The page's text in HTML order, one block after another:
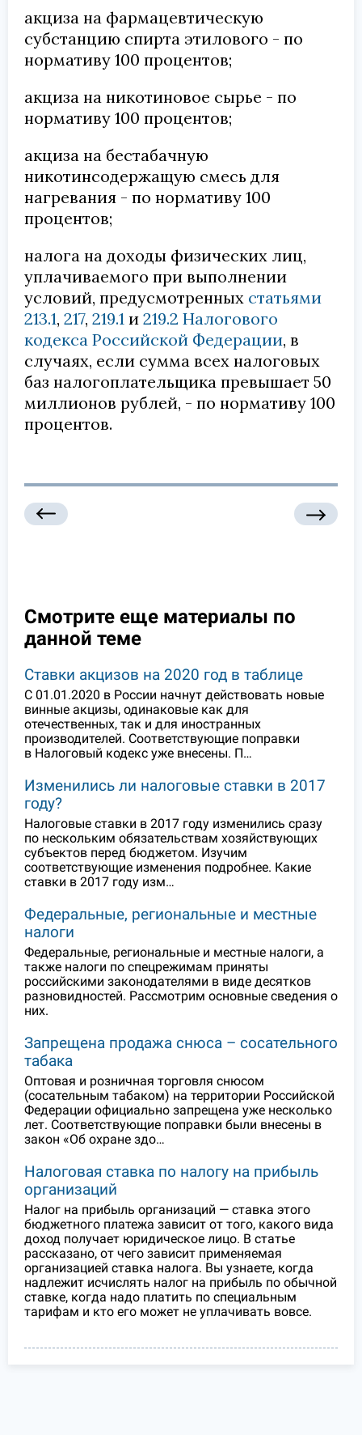
акциза на фармацевтическую
субстанцию спирта этилового - по
нормативу 100 процентов;
акциза на никотиновое сырье - по
нормативу 100 процентов;
акциза на бестабачную
никотинсодержащую смесь для
нагревания - по нормативу 100
процентов;
налога на доходы физических лиц,
уплачиваемого при выполнении
условий, предусмотренных статьями
213.1, 217, 219.1 и 219.2 Налогового
кодекса Российской Федерации, в
случаях, если сумма всех налоговых
баз налогоплательщика превышает 50
миллионов рублей, - по нормативу 100
процентов.
Смотрите еще материалы по
данной теме
Ставки акцизов на 2020 год в таблице
С 01.01.2020 в России начнут действовать новые
винные акцизы, одинаковые как для
отечественных, так и для иностранных
производителей. Соответствующие поправки
в Налоговый кодекс уже внесены. П…
Изменились ли налоговые ставки в 2017
году?
Налоговые ставки в 2017 году изменились сразу
по нескольким обязательствам хозяйствующих
субъектов перед бюджетом. Изучим
соответствующие изменения подробнее. Какие
ставки в 2017 году изм…
Федеральные, региональные и местные
налоги
Федеральные, региональные и местные налоги, а
также налоги по спецрежимам приняты
российскими законодателями в виде десятков
разновидностей. Рассмотрим основные сведения о
них.
Запрещена продажа снюса – сосательного
табака
Оптовая и розничная торговля снюсом
(сосательным табаком) на территории Российской
Федерации официально запрещена уже несколько
лет. Соответствующие поправки были внесены в
закон «Об охране здо…
Налоговая ставка по налогу на прибыль
организаций
Налог на прибыль организаций — ставка этого
бюджетного платежа зависит от того, какого вида
доход получает юридическое лицо. В статье
рассказано, от чего зависит применяемая
организацией ставка налога. Вы узнаете, когда
надлежит исчислять налог на прибыль по обычной
ставке, когда надо платить по специальным
тарифам и кто его может не уплачивать вовсе.